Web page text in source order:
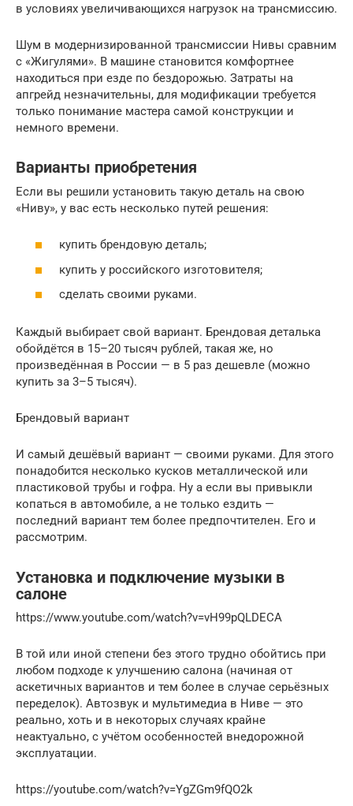
в условиях увеличивающихся нагрузок на трансмиссию.
Шум в модернизированной трансмиссии Нивы сравним
с «Жигулями». В машине становится комфортнее
находиться при езде по бездорожью. Затраты на
апгрейд незначительны, для модификации требуется
только понимание мастера самой конструкции и
немного времени.
Варианты приобретения
Если вы решили установить такую деталь на свою
«Ниву», у вас есть несколько путей решения:
купить брендовую деталь;
купить у российского изготовителя;
сделать своими руками.
Каждый выбирает свой вариант. Брендовая деталька
обойдётся в 15–20 тысяч рублей, такая же, но
произведённая в России — в 5 раз дешевле (можно
купить за 3–5 тысяч).
Брендовый вариант
И самый дешёвый вариант — своими руками. Для этого
понадобится несколько кусков металлической или
пластиковой трубы и гофра. Ну а если вы привыкли
копаться в автомобиле, а не только ездить —
последний вариант тем более предпочтителен. Его и
рассмотрим.
Установка и подключение музыки в
салоне
https://www.youtube.com/watch?v=vH99pQLDECA
В той или иной степени без этого трудно обойтись при
любом подходе к улучшению салона (начиная от
аскетичных вариантов и тем более в случае серьёзных
переделок). Автозвук и мультимедиа в Ниве — это
реально, хоть и в некоторых случаях крайне
неактуально, с учётом особенностей внедорожной
эксплуатации.
https://youtube.com/watch?v=YgZGm9fQO2k